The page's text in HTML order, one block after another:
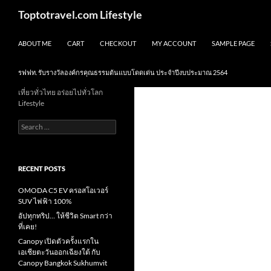
Toptotravel.com Lifestyle
ABOUT ME CART CHECKOUT MY ACCOUNT SAMPLE PAGE
รฟฟท. รับรางวัลองค์กรคุณธรรมต้นแบบโดดเด่น ประจำปีงบประมาณ 2564
เที่ยวทั่วไทย อร่อยไปทั่วโลก
Lifestyle
Search
for:
RECENT POSTS
OMODA C5 EV ครอสโอเวอร์
SUV ไฟฟ้า 100%
อัปทุกทริป… ให้ชีวิต Smart กว่า
ที่เคย!
Canopy เปิดตัวครั้งแรกใน
เอเชียตะวันออกเฉียงใต้ กับ
Canopy Bangkok Sukhumvit